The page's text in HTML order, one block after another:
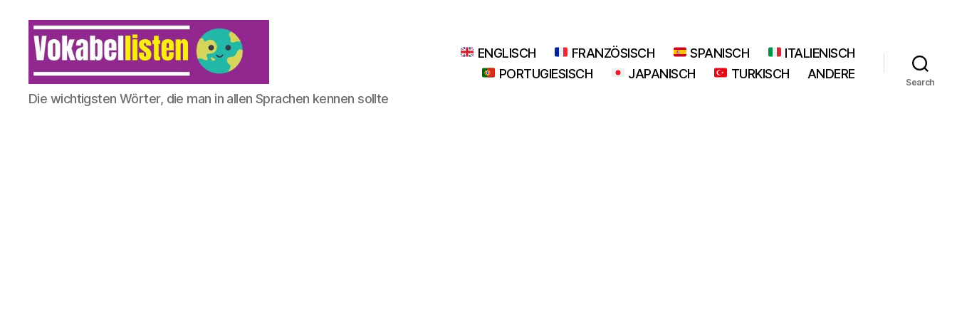
Die wichtigsten Wörter, die man in allen Sprachen kennen sollte
ENGLISCH FRANZÖSISCH SPANISCH
ITALIENISCH
PORTUGIESISCH
JAPANISCH TURKISCH ANDERE
Search